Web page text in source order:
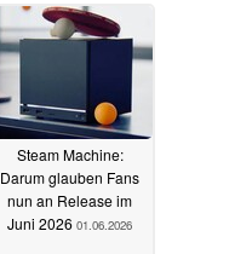
Steam Machine:
Darum glauben Fans
nun an Release im
Juni 2026 01.06.2026